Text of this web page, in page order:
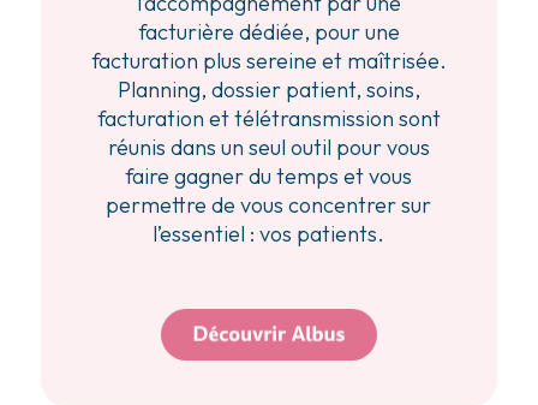
facturière dédiée, pour une
facturation plus sereine et maîtrisée.
Planning, dossier patient, soins,
facturation et télétransmission sont
réunis dans un seul outil pour vous
faire gagner du temps et vous
permettre de vous concentrer sur
l’essentiel : vos patients.